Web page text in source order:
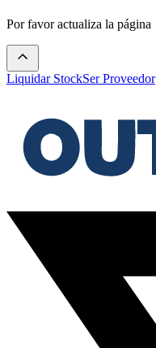
Por favor actualiza la página
Liquidar StockSer Proveedor